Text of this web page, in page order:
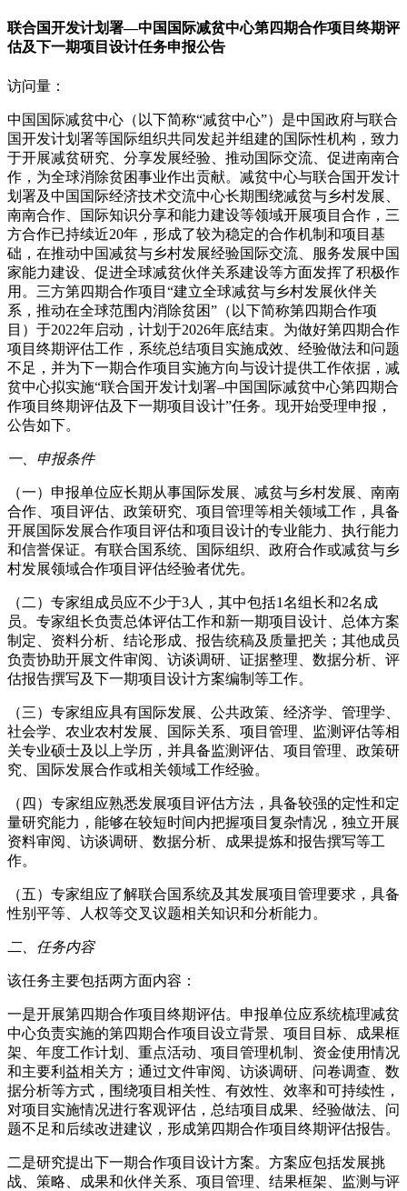
联合国开发计划署—中国国际减贫中心第四期合作项目终期评
估及下一期项目设计任务申报公告
访问量：
中国国际减贫中心（以下简称“减贫中心”）是中国政府与联合
国开发计划署等国际组织共同发起并组建的国际性机构，致力
于开展减贫研究、分享发展经验、推动国际交流、促进南南合
作，为全球消除贫困事业作出贡献。减贫中心与联合国开发计
划署及中国国际经济技术交流中心长期围绕减贫与乡村发展、
南南合作、国际知识分享和能力建设等领域开展项目合作，三
方合作已持续近20年，形成了较为稳定的合作机制和项目基
础，在推动中国减贫与乡村发展经验国际交流、服务发展中国
家能力建设、促进全球减贫伙伴关系建设等方面发挥了积极作
用。三方第四期合作项目“建立全球减贫与乡村发展伙伴关
系，推动在全球范围内消除贫困”（以下简称第四期合作项
目）于2022年启动，计划于2026年底结束。为做好第四期合作
项目终期评估工作，系统总结项目实施成效、经验做法和问题
不足，并为下一期合作项目实施方向与设计提供工作依据，减
贫中心拟实施“联合国开发计划署–中国国际减贫中心第四期合
作项目终期评估及下一期项目设计”任务。现开始受理申报，
公告如下。
一、申报条件
（一）申报单位应长期从事国际发展、减贫与乡村发展、南南
合作、项目评估、政策研究、项目管理等相关领域工作，具备
开展国际发展合作项目评估和项目设计的专业能力、执行能力
和信誉保证。有联合国系统、国际组织、政府合作或减贫与乡
村发展领域合作项目评估经验者优先。
（二）专家组成员应不少于3人，其中包括1名组长和2名成
员。专家组长负责总体评估工作和新一期项目设计、总体方案
制定、资料分析、结论形成、报告统稿及质量把关；其他成员
负责协助开展文件审阅、访谈调研、证据整理、数据分析、评
估报告撰写及下一期项目设计方案编制等工作。
（三）专家组应具有国际发展、公共政策、经济学、管理学、
社会学、农业农村发展、国际关系、项目管理、监测评估等相
关专业硕士及以上学历，并具备监测评估、项目管理、政策研
究、国际发展合作或相关领域工作经验。
（四）专家组应熟悉发展项目评估方法，具备较强的定性和定
量研究能力，能够在较短时间内把握项目复杂情况，独立开展
资料审阅、访谈调研、数据分析、成果提炼和报告撰写等工
作。
（五）专家组应了解联合国系统及其发展项目管理要求，具备
性别平等、人权等交叉议题相关知识和分析能力。
二、任务内容
该任务主要包括两方面内容：
一是开展第四期合作项目终期评估。申报单位应系统梳理减贫
中心负责实施的第四期合作项目设立背景、项目目标、成果框
架、年度工作计划、重点活动、项目管理机制、资金使用情况
和主要利益相关方；通过文件审阅、访谈调研、问卷调查、数
据分析等方式，围绕项目相关性、有效性、效率和可持续性，
对项目实施情况进行客观评估，总结项目成果、经验做法、问
题不足和后续改进建议，形成第四期合作项目终期评估报告。
二是研究提出下一期合作项目设计方案。方案应包括发展挑
战、策略、成果和伙伴关系、项目管理、结果框架、监测与评